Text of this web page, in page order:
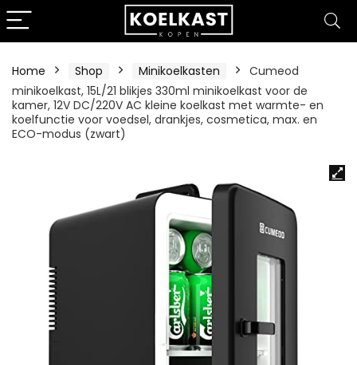
Home Shop Minikoelkasten
Cumeod
minikoelkast, 15L/21 blikjes 330ml minikoelkast voor de
kamer, 12V DC/220V AC kleine koelkast met warmte- en
koelfunctie voor voedsel, drankjes, cosmetica, max. en
ECO-modus (zwart)